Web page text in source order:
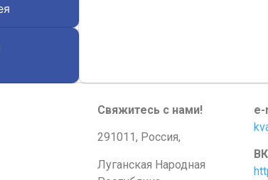
Свяжитесь с нами!
291011, Россия,
Луганская Народная
e-